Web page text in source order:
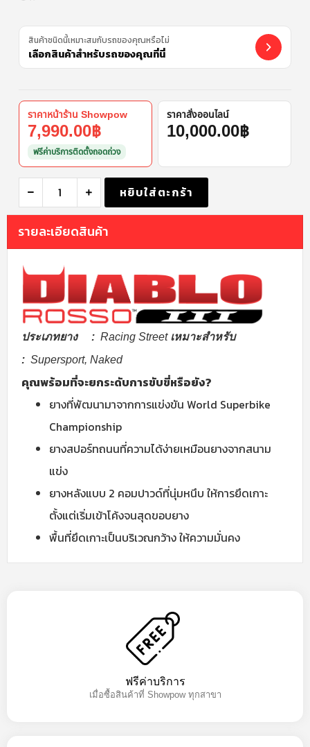
สินค้าชนิดนี้เหมาะสมกับรถของคุณหรือไม่
เลือกสินค้าสำหรับรถของคุณที่นี่
ราคาหน้าร้าน Showpow
7,990.00฿
ฟรีค่าบริการติดตั้งถอดถ่วง
ราคาสั่งออนไลน์
10,000.00฿
หยิบใส่ตะกร้า
รายละเอียดสินค้า
ประเภทยาง : Racing Street เหมาะสำหรับ
: Supersport, Naked
คุณพร้อมที่จะยกระดับการขับขี่หรือยัง?
ยางที่พัฒนามาจากการแข่งขัน World Superbike
Championship
ยางสปอร์ทถนนที่ความได้ง่ายเหมือนยางจากสนาม
แข่ง
ยางหลังแบบ 2 คอมปาวด์ที่นุ่มหนึบ ให้การยึดเกาะ
ตั้งแต่เริ่มเข้าโค้งจนสุดขอบยาง
พื้นที่ยึดเกาะเป็นบริเวณกว้าง ให้ความมั่นคง
ฟรีค่าบริการ
เมื่อซื้อสินค้าที่ Showpow ทุกสาขา